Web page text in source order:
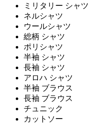
ミリタリー シャツ
ネルシャツ
ウールシャツ
総柄 シャツ
ポリシャツ
半袖 シャツ
長袖 シャツ
アロハ シャツ
半袖 ブラウス
長袖 ブラウス
チュニック
カットソー